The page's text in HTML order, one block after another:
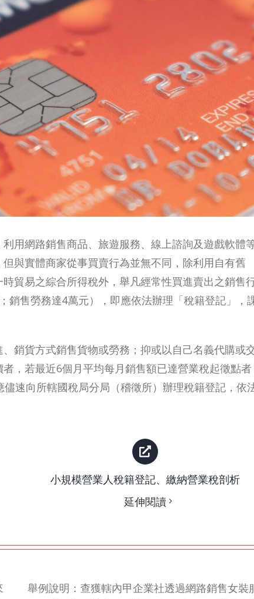
用網路銷售商品、旅遊服務、線上諮詢及遊戲軟體
與實體商家從事買賣行為並無不同，除利用自有舊
貿易之綜合所得稅外，舉凡經常性買進賣出之銷售
銷售勞務達4萬元），即應依法辦理「稅籍登記」，
銷貨方式銷售貨物或勞務；抑或以自己名義代購或
，若最近6個月平均每月銷售額已達營業稅起徵點者
儘速向所轄國稅局分局（稽徵所）辦理稅籍登記，依
小規模營業人稅籍登記、繳納營業稅剖析
延伸閱讀
舉例說明：查獲轄內甲企業社透過網路銷售女裝